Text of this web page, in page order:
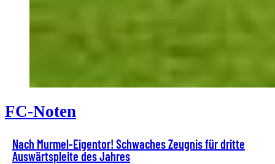
FC-Noten
Nach Murmel-Eigentor! Schwaches Zeugnis für dritte
Auswärtspleite des Jahres